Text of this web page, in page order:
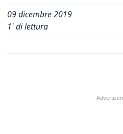
09 dicembre 2019
1' di lettura